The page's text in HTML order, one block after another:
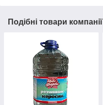
Подібні товари компанії